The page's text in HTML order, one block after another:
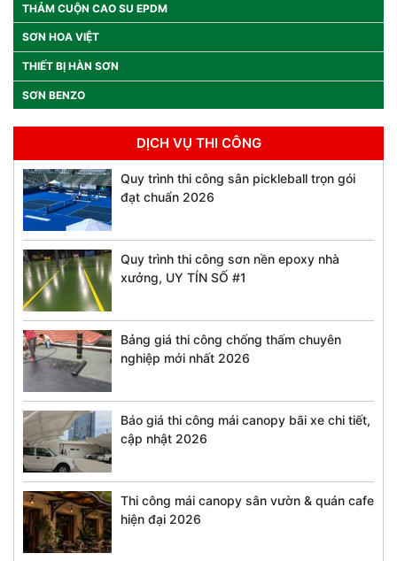
THẢM CUỘN CAO SU EPDM
SƠN HOA VIỆT
THIẾT BỊ HÀN SƠN
SƠN BENZO
DỊCH VỤ THI CÔNG
Quy trình thi công sân pickleball trọn gói
đạt chuẩn 2026
Quy trình thi công sơn nền epoxy nhà
xưởng, UY TÍN SỐ #1
Bảng giá thi công chống thấm chuyên
nghiệp mới nhất 2026
Báo giá thi công mái canopy bãi xe chi tiết,
cập nhật 2026
Thi công mái canopy sân vườn & quán cafe
hiện đại 2026